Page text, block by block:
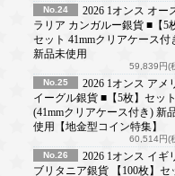
No.24
2026 1オンス オー
ラリア カンガルー銀貨 ■【5
セット 41mmクリアケース付
新品未使用
59,839円(
No.25
2026 1オンス アメ
イーグル銀貨 ■【5枚】セット
(41mmクリアケース付き) 新
使用【地金型コイン特集】
60,514円(
No.26
2026 1オンス イギ
ブリタニア銀貨 【100枚】セ